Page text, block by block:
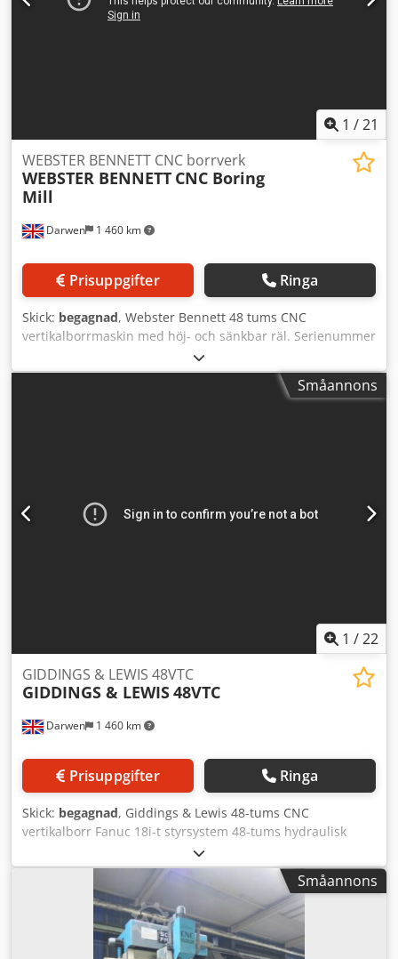
kontakta oss. Fler erbjudanden hittar du på vår hemsida.
Crjdpfxsyqvrie Ag Esf Visningar är möjliga efter
1 /21
Darwen 1 460 km
WEBSTER BENNETT CNC borrverk
WEBSTER BENNETT CNC Boring
Mill
Prisuppgifter Ringa
Skick: begagnad, Webster Bennett 48 tums CNC
vertikalborrmaskin med höj- och sänkbar räl. Serienummer
6644-1. Manuell 48-tums chuck med medföljande backar.
Hydrauliskt revolverhuvud. Fanuc 18i-T styrsystem.
Spånborttagare. Luftkonditionering på elpanelen. Cirka
Småannons
1 /22
Darwen 1 460 km
GIDDINGS & LEWIS 48VTC
GIDDINGS & LEWIS48VTC
Prisuppgifter Ringa
Skick: begagnad, Giddings & Lewis 48-tums CNC
vertikalborr Fanuc 18i-t styrsystem 48-tums hydraulisk
chuck Ungefär 1,5 m under balk till bord. Hydrauliskt
revolverhuvud Spånborttagningsband Nyligen fullständig
maskinservice inklusive: urtagning av Timken-lager för
förspänningstest samt totalrenovering av
oljesmörjningssystemet inklusive byte av
mässingsoljeutlopp på bordet. Csdpeymc N Hefx Ag Esrf
Småannons